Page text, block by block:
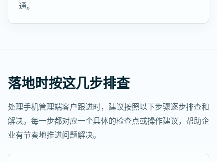
通。
落地时按这几步排查
处理手机管理端客户跟进时，建议按照以下步骤逐步排查和
解决。每一步都对应一个具体的检查点或操作建议，帮助企
业有节奏地推进问题解决。